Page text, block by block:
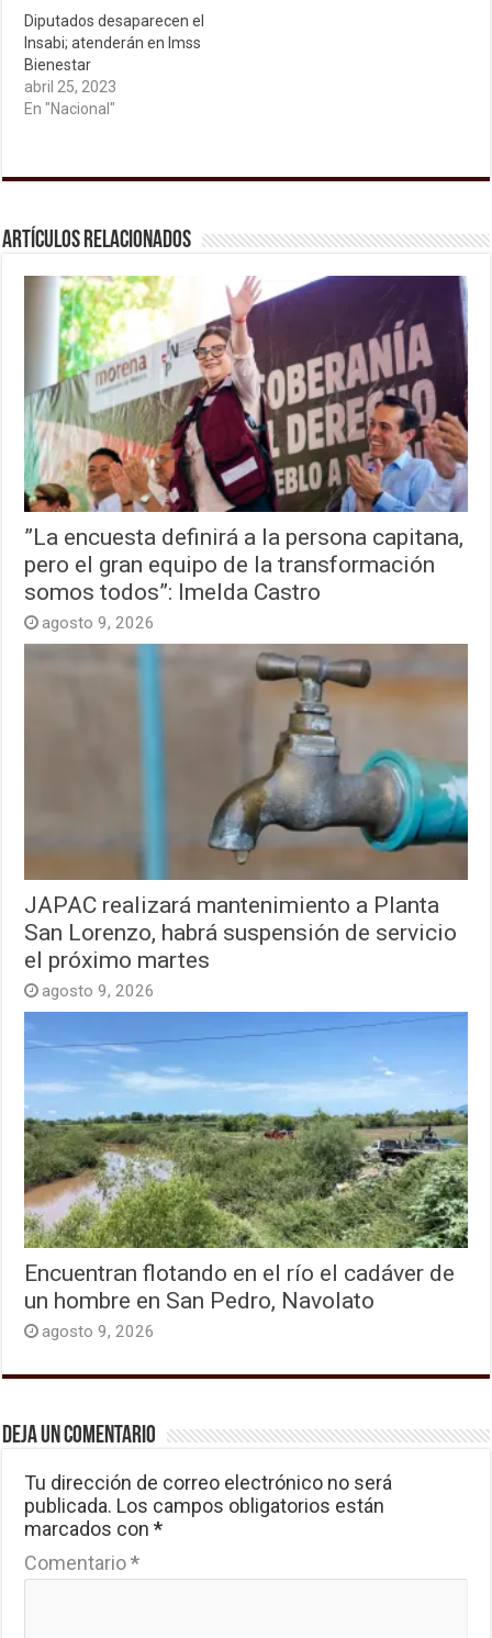
Diputados desaparecen el
Insabi; atenderán en Imss
Bienestar
abril 25, 2023
En "Nacional"
Artículos relacionados
”La encuesta definirá a la persona capitana,
pero el gran equipo de la transformación
somos todos”: Imelda Castro
agosto 9, 2026
JAPAC realizará mantenimiento a Planta
San Lorenzo, habrá suspensión de servicio
el próximo martes
agosto 9, 2026
Encuentran flotando en el río el cadáver de
un hombre en San Pedro, Navolato
agosto 9, 2026
Deja un comentario
Tu dirección de correo electrónico no será
publicada. Los campos obligatorios están
marcados con*
Comentario*